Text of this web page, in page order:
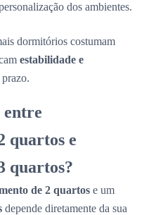
dos ambientes.
dormitórios costumam
estabilidade e
entre
quartos e
quartos?
de 2 quartos e um
depende diretamente da sua